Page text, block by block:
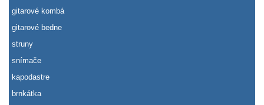
gitarové kombá
gitarové bedne
struny
snímače
kapodastre
brnkátka